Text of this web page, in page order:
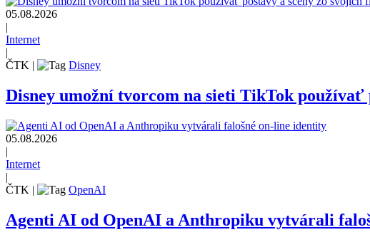
05.08.2026
|
Internet
|
ČTK | Disney
Disney umožní tvorcom na sieti TikTok používať
05.08.2026
|
Internet
|
ČTK | OpenAI
Agenti AI od OpenAI a Anthropiku vytvárali